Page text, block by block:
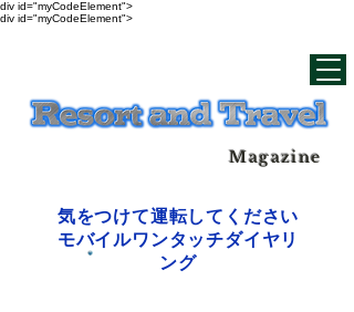
div id="myCodeElement">
div id="myCodeElement">
Magazine
気をつけて運転してください
モバイルワンタッチダイヤリ
ング